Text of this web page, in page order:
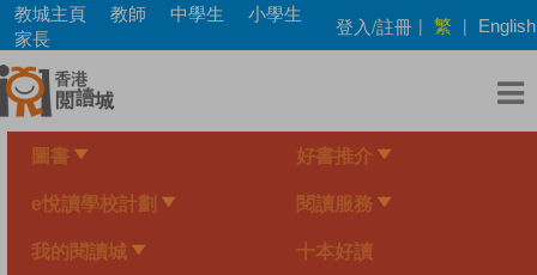
Skip
main
content
教城主頁 教師 中學生
小學生
家長
登入/註冊 | 繁 | English
圖書 好書推介
e悅讀學校計劃 閱讀服務
我的閱讀城 十本好讀